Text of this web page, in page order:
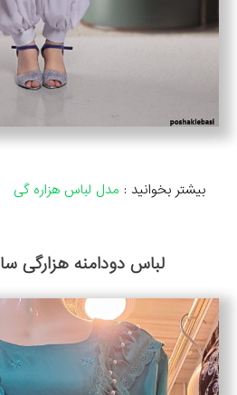
بیشتر بخوانید : مدل لباس هزاره گی
لباس دودامنه هزارگی